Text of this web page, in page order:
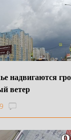
надвигаются
ветер